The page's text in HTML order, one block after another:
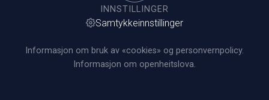
INNSTILLINGER
Samtykkeinnstillinger
Informasjon om bruk av «cookies» og personvernpolicy.
Informasjon om openheitslova.